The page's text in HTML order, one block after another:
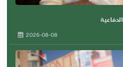
2026-08-08